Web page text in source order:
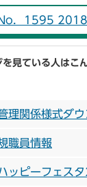
．1595
を見ている人はこ
理関係様式ダ
職員情報
ッピーフェス